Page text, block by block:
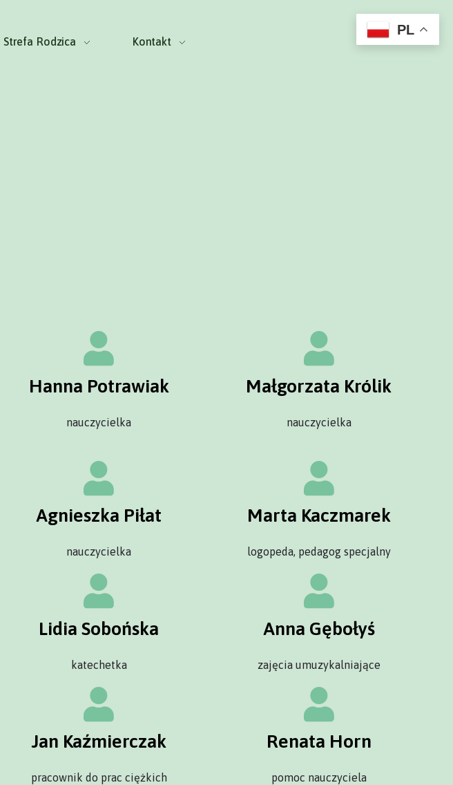
Strefa Rodzica Kontakt
Hanna Potrawiak
nauczycielka
Małgorzata Królik
nauczycielka
Agnieszka Piłat
nauczycielka
Marta Kaczmarek
logopeda, pedagog specjalny
Lidia Sobońska
katechetka
Anna Gębołyś
zajęcia umuzykalniające
Jan Kaźmierczak
pracownik do prac ciężkich
Renata Horn
pomoc nauczyciela
PL